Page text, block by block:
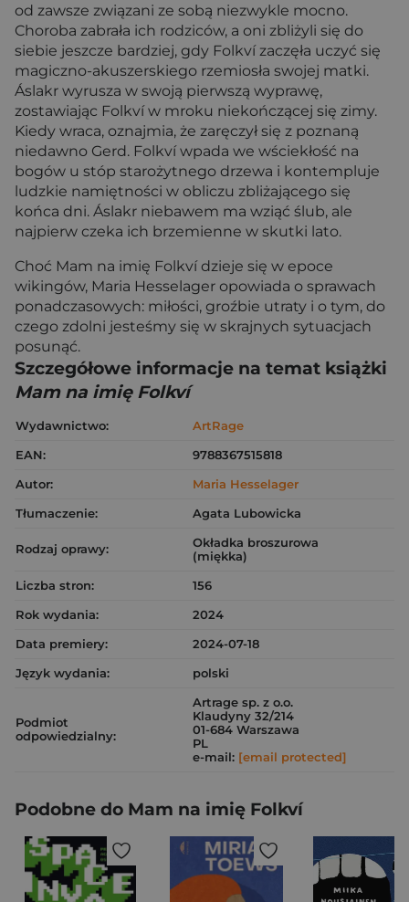
od zawsze związani ze sobą niezwykle mocno.
Choroba zabrała ich rodziców, a oni zbliżyli się do
siebie jeszcze bardziej, gdy Folkví zaczęła uczyć się
magiczno-akuszerskiego rzemiosła swojej matki.
Áslakr wyrusza w swoją pierwszą wyprawę,
zostawiając Folkví w mroku niekończącej się zimy.
Kiedy wraca, oznajmia, że zaręczył się z poznaną
niedawno Gerd. Folkví wpada we wściekłość na
bogów u stóp starożytnego drzewa i kontempluje
ludzkie namiętności w obliczu zbliżającego się
końca dni. Áslakr niebawem ma wziąć ślub, ale
najpierw czeka ich brzemienne w skutki lato.
Choć Mam na imię Folkví dzieje się w epoce
wikingów, Maria Hesselager opowiada o sprawach
ponadczasowych: miłości, groźbie utraty i o tym, do
czego zdolni jesteśmy się w skrajnych sytuacjach
posunąć.
Szczegółowe informacje na temat książki
Mam na imię Folkví
Wydawnictwo:
ArtRage
EAN:
9788367515818
Autor:
Maria Hesselager
Tłumaczenie:
Agata Lubowicka
Rodzaj oprawy:
Okładka broszurowa
(miękka)
Liczba stron:
156
Rok wydania:
2024
Data premiery:
2024-07-18
Język wydania:
polski
Podmiot
odpowiedzialny:
Artrage sp. z o.o.
Klaudyny 32/214
01-684 Warszawa
PL
e-mail: [email protected]
Podobne do Mam na imię Folkví